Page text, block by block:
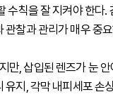
수칙을 잘 지켜야 한다
관찰과 관리가 매우 중
만, 삽입된 렌즈가 눈
유지, 각막 내피세포 손